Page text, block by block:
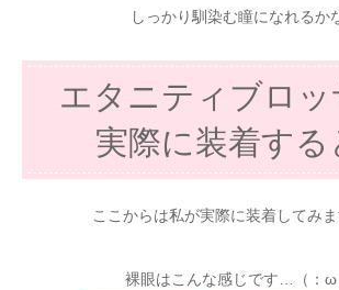
しっかり馴染む瞳になれるか
エタニティブロッ
実際に装着す
ここからは私が実際に装着してみま
裸眼はこんな感じです…（：ω